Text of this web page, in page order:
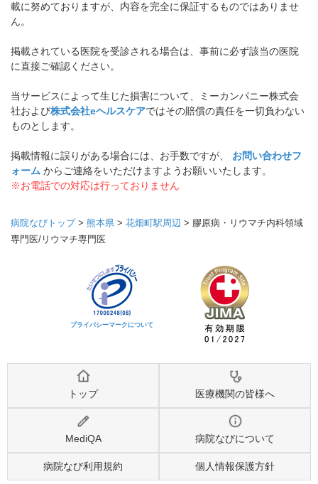
載に努めておりますが、内容を完全に保証するものではありませ
ん。
掲載されている医院を受診される場合は、事前に必ず該当の医院
に直接ご確認ください。
当サービスによって生じた損害について、ミーカンパニー株式会
社および株式会社eヘルスケアではその賠償の責任を一切負わない
ものとします。
掲載情報に誤りがある場合には、お手数ですが、 お問い合わせフ
ォーム からご連絡をいただけますようお願いいたします。
※お電話での対応は行っておりません
病院なびトップ> 熊本県 > 花畑町駅周辺 > 膠原病・リウマチ内科領域
専門医/リウマチ専門医
プライバシーマークについて
トップ 医療機関の皆様へ
MediQA 病院なびについて
病院なび利用規約 個人情報保護方針